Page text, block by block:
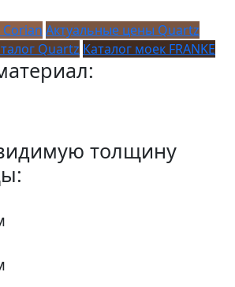
Актуальные цены Quartz
Quartz Каталог моек FRANKE
толщину